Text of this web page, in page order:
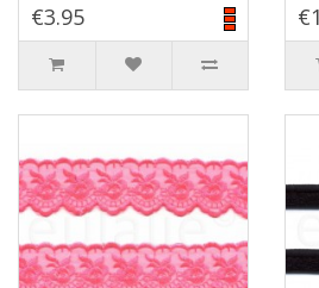
€3.95